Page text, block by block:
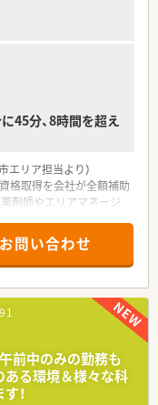
45分、8時間を超え
エリア担当より）
格取得を会社が全額補助
剤師やエリアマネージ
おり、内科と眼科をメ
応需しております。
薬の適正使用や専門的な
常にやりがいのある環境
であり、疑義照会など
ストレスなく取り組めま
お問い合わせ
前中のみの勤務も
る環境＆様々な科
！